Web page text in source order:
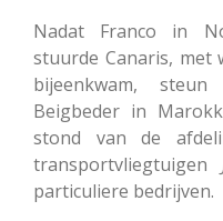
Nadat Franco in
stuurde Canaris, met
bijeenkwam,
Beigbeder in
stond van de
transportvliegtuigen
particuliere bedrijven.